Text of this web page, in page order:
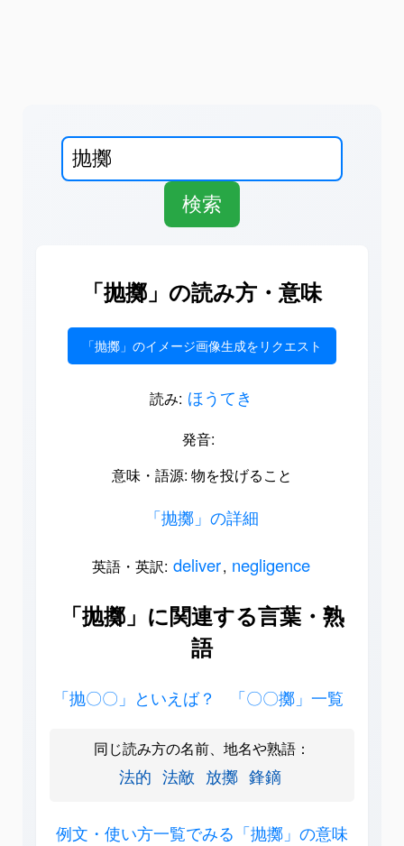
「抛擲」の読み方・意味
「抛擲」のイメージ画像生成をリクエスト
読み: ほうてき
発音:
意味・語源: 物を投げること
「抛擲」の詳細
英語・英訳: deliver, negligence
「抛擲」に関連する言葉・熟
語
「抛〇〇」といえば？ 「〇〇擲」一覧
同じ読み方の名前、地名や熟語：
法的 法敵 放擲 鋒鏑
例文・使い方一覧でみる「抛擲」の意味